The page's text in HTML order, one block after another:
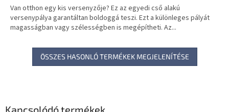
Kapcsolódó termékek
Van otthon egy kis versenyzője? Ez az egyedi cső alakú
versenypálya garantáltan boldoggá teszi. Ezt a különleges pályát
magasságban vagy szélességben is megépítheti. Az...
ÖSSZES HASONLÓ TERMÉKEK MEGJELENÍTÉSE